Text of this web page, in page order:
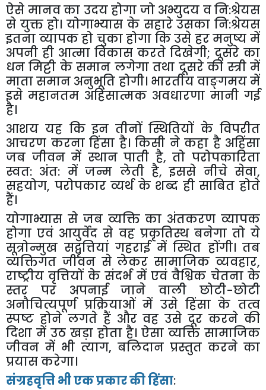
ऐसे मानव का उदय होगा जो अभ्युदय व नि:श्रेयस
से युक्त हो। योगाभ्यास के सहारे उसका नि:श्रेयस
इतना व्यापक हो चुका होगा कि उसे हर मनुष्य में
अपनी ही आत्मा विकास करते दिखेगी; दूसरे का
धन मिट्टी के समान लगेगा तथा दूसरे की स्त्री में
माता समान अनुभूति होगी। भारतीय वाङ्गमय में
इसे महानतम अहिंसात्मक अवधारणा मानी गई
है।
आशय यह कि इन तीनों स्थितियों के विपरीत
आचरण करना हिंसा है। किसी ने कहा है अहिंसा
जब जीवन में स्थान पाती है,तो परोपकारिता
स्वत: अंत: में जन्म लेती है,इससे नीचे सेवा,
सहयोग, परोपकार व्यर्थ के शब्द ही साबित होते
हैं।
योगाभ्यास से जब व्यक्ति का अंतकरण व्यापक
होगा एवं आयुर्वेद से वह प्रकृतिस्थ बनेगा तो ये
सूत्रोन्मुख सद्वृत्तियां गहराई में स्थित होंगी। तब
व्यक्तिगत जीवन से लेकर सामाजिक व्यवहार,
राष्ट्रीय वृत्तियों के संदर्भ में एवं वैश्विक चेतना के
स्तर पर अपनाई जाने वाली छोटी-छोटी
अनौचित्यपूर्ण प्रक्रियाओं में उसे हिंसा के तत्व
स्पष्ट होने लगते हैं और वह उसे दूर करने की
दिशा में उठ खड़ा होता है। ऐसा व्यक्ति सामाजिक
जीवन में भी त्याग, बलिदान प्रस्तुत करने का
प्रयास करेगा।
संग्रहवृत्ति भी एक प्रकार की हिंसा: